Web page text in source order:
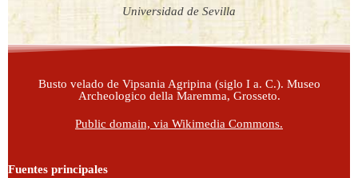
Universidad de Sevilla
Busto velado de Vipsania Agripina (siglo I a. C.). Museo
Archeologico della Maremma, Grosseto.
Public domain, via Wikimedia Commons.
Fuentes principales